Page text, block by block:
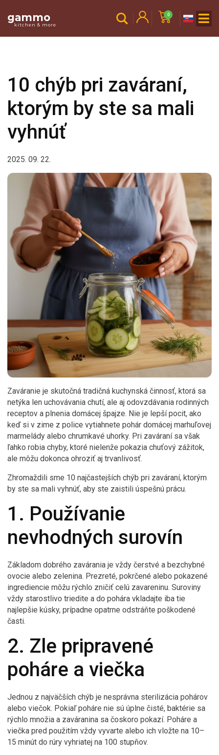
gammo
kitchen & more
0
10 chýb pri zaváraní,
ktorým by ste sa mali
vyhnúť
2025. 09. 22.
Zaváranie je skutočná tradičná kuchynská činnosť, ktorá sa
netýka len uchovávania chutí, ale aj odovzdávania rodinných
receptov a plnenia domácej špajze. Nie je lepší pocit, ako
keď si v zime z police vytiahnete pohár domácej marhuľovej
marmelády alebo chrumkavé uhorky. Pri zaváraní sa však
ľahko robia chyby, ktoré nielenže pokazia chuťový zážitok,
ale môžu dokonca ohroziť aj trvanlivosť.
Zhromaždili sme 10 najčastejších chýb pri zaváraní, ktorým
by ste sa mali vyhnúť, aby ste zaistili úspešnú prácu.
1. Používanie
nevhodných surovín
Základom dobrého zavárania je vždy čerstvé a bezchybné
ovocie alebo zelenina. Prezreté, pokrčené alebo pokazené
ingrediencie môžu rýchlo zničiť celú zavareninu. Suroviny
vždy starostlivo triedite a do pohára vkladajte iba tie
najlepšie kúsky, prípadne opatrne odstráňte poškodené
časti.
2. Zle pripravené
poháre a viečka
Jednou z najväčších chýb je nesprávna sterilizácia pohárov
alebo viečok. Pokiaľ poháre nie sú úplne čisté, baktérie sa
rýchlo množia a zaváranina sa čoskoro pokazí. Poháre a
viečka pred použitím vždy vyvarte alebo ich vložte na 10–
15 minút do rúry vyhriatej na 100 stupňov.